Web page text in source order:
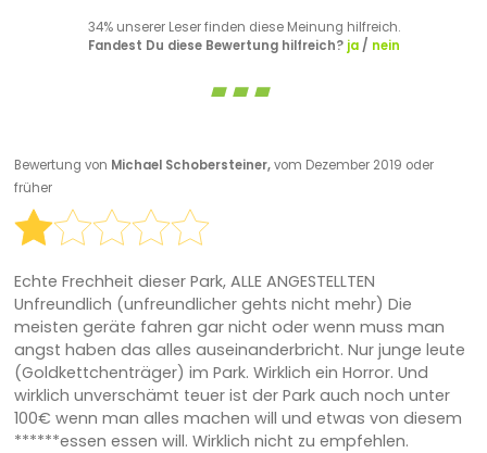
34% unserer Leser finden diese Meinung hilfreich.
Fandest Du diese Bewertung hilfreich? ja/ nein
Bewertung von Michael Schobersteiner,vom Dezember 2019 oder
früher
Echte Frechheit dieser Park, ALLE ANGESTELLTEN
Unfreundlich (unfreundlicher gehts nicht mehr) Die
meisten geräte fahren gar nicht oder wenn muss man
angst haben das alles auseinanderbricht. Nur junge leute
(Goldkettchenträger) im Park. Wirklich ein Horror. Und
wirklich unverschämt teuer ist der Park auch noch unter
100€ wenn man alles machen will und etwas von diesem
******essen essen will. Wirklich nicht zu empfehlen.